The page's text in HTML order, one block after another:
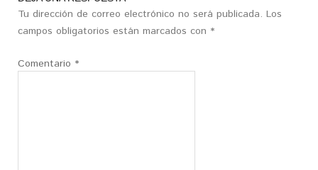
Tu dirección de correo electrónico no será publicada. Los
campos obligatorios están marcados con *
Comentario *